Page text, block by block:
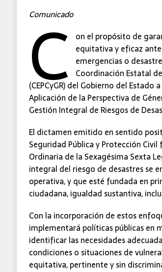
Comunicado
C on el propósito de
equitativa y eficaz
emergencias o
Coordinación Estatal
(CEPCyGR) del Gobierno del
Aplicación de la Perspectiva de
Gestión Integral de Riesgos de
El dictamen emitido en sentido
Seguridad Pública y Protección
Ordinaria de la Sexagésima Sexta
integral del riesgo de desastres se
operativa, y que esté fundada en
ciudadana, igualdad sustantiva,
Con la incorporación de estos
implementará políticas públicas en
identificar las necesidades
condiciones o situaciones de
equitativa, pertinente y sin